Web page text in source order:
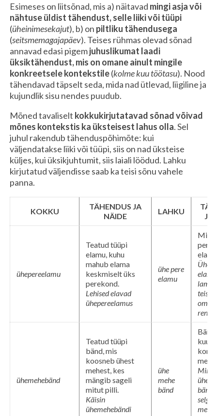
Esimeses on liitsõnad, mis a) näitavad mingi asja või
nähtuse üldist tähendust, selle liiki või tüüpi
(üheinimesekajut), b) on piltliku tähendusega
(seitsmemagajapäev). Teises rühmas olevad sõnad
annavad edasi pigemjuhuslikumat laadi
üksiktähendust, mis on omane ainult mingile
konkreetsele kontekstile(kolme kuu töötasu). Nood
tähendavad täpselt seda, mida nad ütlevad, liigiline ja
kujundlik sisu nendes puudub.
Mõned tavaliselt kokkukirjutatavad sõnad võivad
mõnes kontekstis ka üksteisest lahus olla. Sel
juhul rakendub tähenduspõhimõte: kui
väljendatakse liiki või tüüpi, siis on nad üksteise
küljes, kui üksikjuhtumit, siis laiali löödud. Lahku
kirjutatud väljendisse saab ka teisi sõnu vahele
panna.
KOKKU
TÄHENDUS JA
NÄIDE
LAHKU
JA
ühepereelamu
Teatud tüüpi
elamu, kuhu
mahub elama
keskmiselt üks
perekond.
Lehised elavad
ühepereelamus
ühe pere
elamu
Ühe
elamu
teiste
omad
ühemehebänd
Teatud tüüpi
bänd, mis
koosneb ühest
mehest, kes
mängib sageli
mitut pilli.
Käisin
ühemehebändi
ühe
mehe
bänd
Mind
ühe
mees